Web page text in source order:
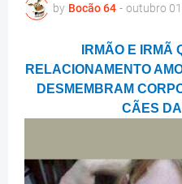
by Bocão 64 - outubro
IRMÃO E IRMÃ
RELACIONAMENTO
DESMEMBRAM
CÃES